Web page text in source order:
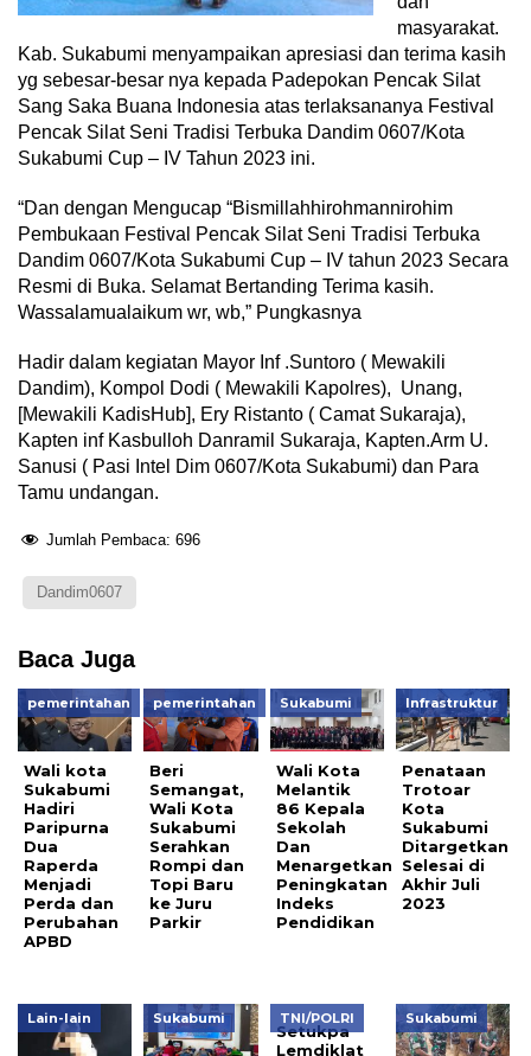
masyarakat.
Kab. Sukabumi menyampaikan apresiasi dan terima kasih
yg sebesar-besar nya kepada Padepokan Pencak Silat
Sang Saka Buana Indonesia atas terlaksananya Festival
Pencak Silat Seni Tradisi Terbuka Dandim 0607/Kota
Sukabumi Cup – IV Tahun 2023 ini.
“Dan dengan Mengucap “Bismillahhirohmannirohim
Pembukaan Festival Pencak Silat Seni Tradisi Terbuka
Dandim 0607/Kota Sukabumi Cup – IV tahun 2023 Secara
Resmi di Buka. Selamat Bertanding Terima kasih.
Wassalamualaikum wr, wb,” Pungkasnya
Hadir dalam kegiatan Mayor Inf .Suntoro ( Mewakili
Dandim), Kompol Dodi ( Mewakili Kapolres), Unang,
[Mewakili KadisHub], Ery Ristanto ( Camat Sukaraja),
Kapten inf Kasbulloh Danramil Sukaraja, Kapten.Arm U.
Sanusi ( Pasi Intel Dim 0607/Kota Sukabumi) dan Para
Tamu undangan.
Jumlah Pembaca: 696
Dandim0607
Baca Juga
pemerintahan
Wali kota
Sukabumi
Hadiri
Paripurna
Dua
Raperda
Menjadi
Perda dan
Perubahan
APBD
pemerintahan
Beri
Semangat,
Wali Kota
Sukabumi
Serahkan
Rompi dan
Topi Baru
ke Juru
Parkir
Sukabumi
Wali Kota
Melantik
86 Kepala
Sekolah
Dan
Menargetkan
Peningkatan
Indeks
Pendidikan
Infrastruktur
Penataan
Trotoar
Kota
Sukabumi
Ditargetkan
Selesai di
Akhir Juli
2023
Lain-lain Sukabumi TNI/POLRI
Setukpa
Lemdiklat
Sukabumi